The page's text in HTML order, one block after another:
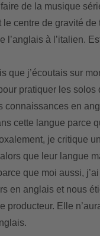
de la musique
le centre de gravité
l’anglais à l’italien.
que j’écoutais sur
pratiquer les solos
en
cette langue parce
je critique
que leur langue
que moi aussi,
en anglais et nous
producteur. Elle